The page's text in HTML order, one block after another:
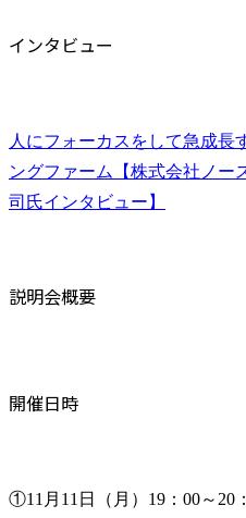
インタビュー
人にフォーカスをして急成長
ングファーム【株式会社ノー
司氏インタビュー】
説明会概要
開催日時
①11月11日（月）19：00～20